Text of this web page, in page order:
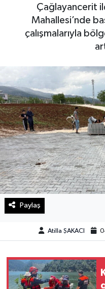
Çağlayancerit
Mahallesi’nde
çalışmalarıyla
Paylaş
Atilla ŞAKACI
Haberde İnsan
Magazin
Manşet Altı
Manşetler
Resmi İlan
Sağlık
Spor
Yaşam